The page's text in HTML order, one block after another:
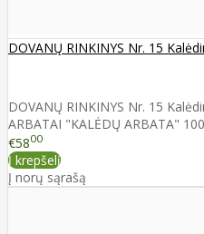
DOVANŲ RINKINYS Nr. 15
DOVANŲ RINKINYS Nr. 15
ARBATAI "KALĖDŲ ARBATA"
€5800
Į krepšelį
Į norų sąrašą